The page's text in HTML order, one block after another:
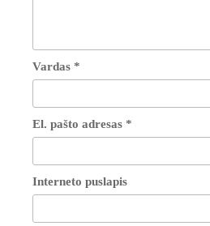
Vardas*
El. pašto adresas*
Interneto puslapis